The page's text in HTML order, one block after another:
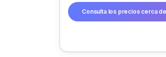
Consulta los precios cerca